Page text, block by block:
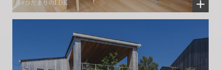
#ひだまりのLDK